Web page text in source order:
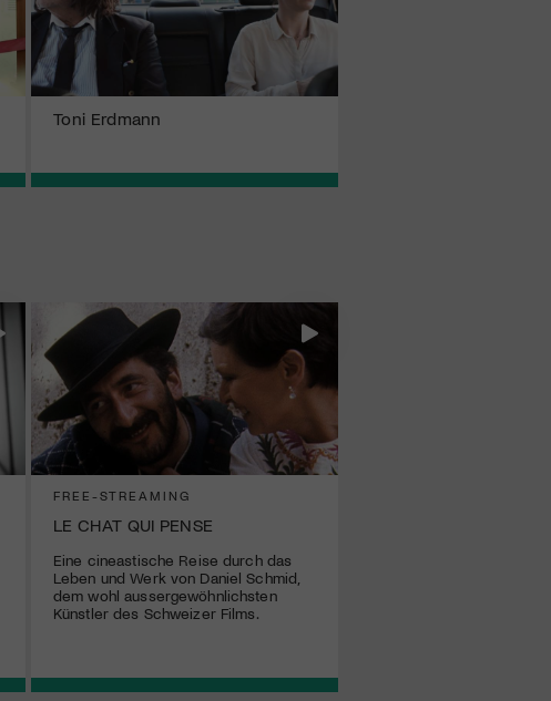
Toni Erdmann
FREE-STREAMING
LE CHAT QUI PENSE
Eine cineastische Reise durch das
Leben und Werk von Daniel Schmid,
dem wohl aussergewöhnlichsten
Künstler des Schweizer Films.